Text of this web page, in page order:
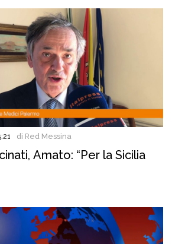
di Red Messina
Amato: “Per la Sicilia